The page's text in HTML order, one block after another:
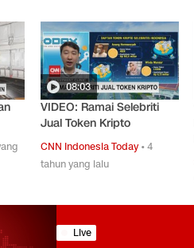
08:03
VIDEO: Ramai Selebriti
Jual Token Kripto
CNN Indonesia Today•4
tahun yang lalu
Live